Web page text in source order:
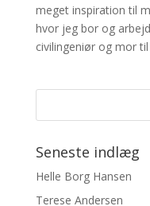
meget inspiration til
hvor jeg bor og
civilingeniør og mor
Seneste indlæg
Helle Borg Hansen
Terese Andersen